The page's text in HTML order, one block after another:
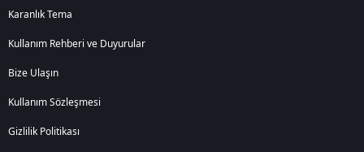
Karanlık Tema
Kullanım Rehberi ve Duyurular
Bize Ulaşın
Kullanım Sözleşmesi
Gizlilik Politikası